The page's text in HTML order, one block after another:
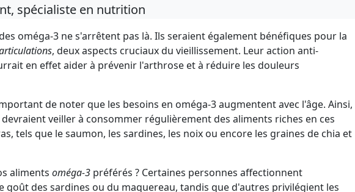
spécialiste en nutrition
oméga-3 ne s'arrêtent pas là. Ils seraient également bénéfiques pour la
, deux aspects cruciaux du vieillissement. Leur action anti-
en effet aider à prévenir l'arthrose et à réduire les douleurs
de noter que les besoins en oméga-3 augmentent avec l'âge. Ainsi,
veiller à consommer régulièrement des aliments riches en ces
tels que le saumon, les sardines, les noix ou encore les graines de chia et
aliments oméga-3 préférés ? Certaines personnes affectionnent
goût des sardines ou du maquereau, tandis que d'autres privilégient les